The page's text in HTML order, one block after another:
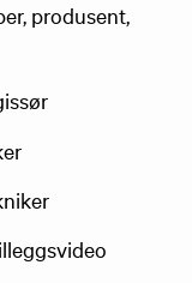
produsent,